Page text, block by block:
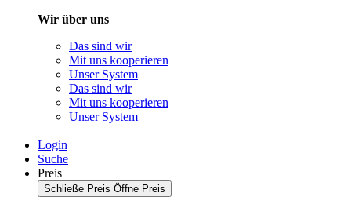
Wir über uns
Das sind wir
Mit uns kooperieren
Unser System
Das sind wir
Mit uns kooperieren
Unser System
Login
Suche
Preis
Schließe Preis Öffne Preis